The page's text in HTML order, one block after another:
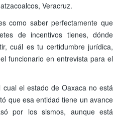
Veracruz.
como saber perfectamente que
de incentivos tienes, dónde
cuál es tu certidumbre jurídica,
funcionario en entrevista para el
el estado de Oaxaca no está
que esa entidad tiene un avance
por los sismos, aunque está